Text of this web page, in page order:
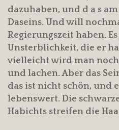
dazuhaben, und d a s
Daseins. Und will
Regierungszeit haben.
Unsterblichkeit, die er
vielleicht wird man
und lachen. Aber das
das ist nicht schön, und
lebenswert. Die
Habichts streifen die